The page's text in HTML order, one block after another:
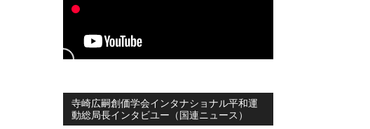
寺崎広嗣創価学会インタナショナル平和運
動総局長インタビユー（国連ニュース）